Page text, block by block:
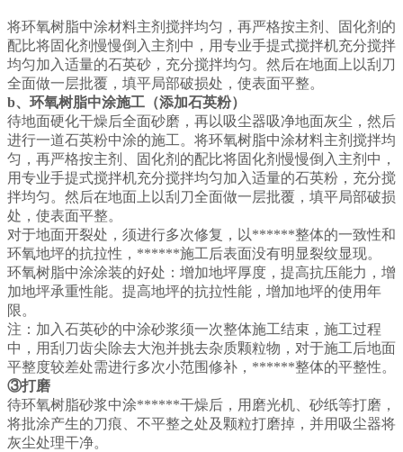
将环氧树脂中涂材料主剂搅拌均匀，再严格按主剂、固化剂的
配比将固化剂慢慢倒入主剂中，用专业手提式搅拌机充分搅拌
均匀加入适量的石英砂，充分搅拌均匀。然后在地面上以刮刀
全面做一层批覆，填平局部破损处，使表面平整。
b、环氧树脂中涂施工（添加石英粉）
待地面硬化干燥后全面砂磨，再以吸尘器吸净地面灰尘，然后
进行一道石英粉中涂的施工。将环氧树脂中涂材料主剂搅拌均
匀，再严格按主剂、固化剂的配比将固化剂慢慢倒入主剂中，
用专业手提式搅拌机充分搅拌均匀加入适量的石英粉，充分搅
拌均匀。然后在地面上以刮刀全面做一层批覆，填平局部破损
处，使表面平整。
对于地面开裂处，须进行多次修复，以******整体的一致性和
环氧地坪的抗拉性，******施工后表面没有明显裂纹显现。
环氧树脂中涂涂装的好处：增加地坪厚度，提高抗压能力，增
加地坪承重性能。提高地坪的抗拉性能，增加地坪的使用年
限。
注：加入石英砂的中涂砂浆须一次整体施工结束，施工过程
中，用刮刀齿尖除去大泡并挑去杂质颗粒物，对于施工后地面
平整度较差处需进行多次小范围修补，******整体的平整性。
③打磨
待环氧树脂砂浆中涂******干燥后，用磨光机、砂纸等打磨，
将批涂产生的刀痕、不平整之处及颗粒打磨掉，并用吸尘器将
灰尘处理干净。